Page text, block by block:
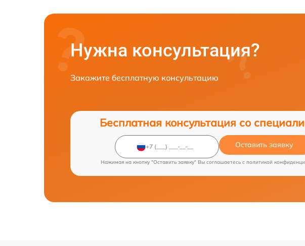
Нужна консультация?
Закажите бесплатную консультацию
Бесплатная консультация со
Оставить заявку
Нажимая на кнопку "Оставить заявку" Вы соглашаетесь c политикой